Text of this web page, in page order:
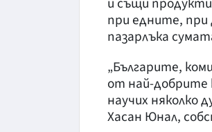
при едните, при
пазарлъка
„Българите,
от най-добрите
научих няколко
Хасан Юнал,